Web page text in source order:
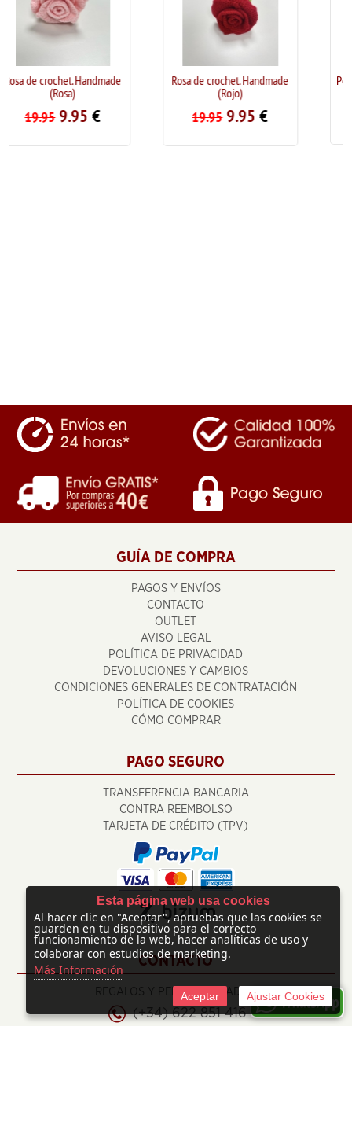
Rosa de crochet. Handmade
19.95
Pendientes acero inox "Frida
GUÍA DE COMPRA
PAGOS Y ENVÍOS
CONTACTO
OUTLET
AVISO LEGAL
POLÍTICA DE PRIVACIDAD
DEVOLUCIONES Y CAMBIOS
CONDICIONES GENERALES DE CONTRATACIÓN
POLÍTICA DE COOKIES
CÓMO COMPRAR
PAGO SEGURO
TRANSFERENCIA BANCARIA
CONTRA REEMBOLSO
TARJETA DE CRÉDITO (TPV)
CONTACTO
REGALOS Y PERSONALIZADOS
(+34) 622 851 416
Esta página web usa cookies
Al hacer clic en "Aceptar", apruebas que las cookies se
guarden en tu dispositivo para el correcto
funcionamiento de la web, hacer analíticas de uso y
colaborar con estudios de marketing.
Más Información
Aceptar Ajustar Cookies